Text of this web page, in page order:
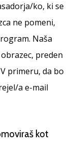
ko, ki se
ne pomeni,
Naša
preden
primeru, da bo
a e-mail
kot